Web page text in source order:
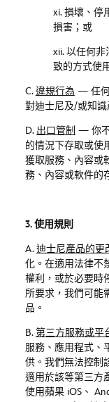
xi. 損壞、停
損害；或
xii. 以任何
致的方式使
C.違規行為 — 任
對迪士尼及/或知識
D. 出口管制 — 你
的情況下存取或使
獲取服務、內容或
務、內容或軟件的
3. 使用規則
A.迪士尼產品的更
化。在適用法律不
權利，或於必要時
所要求，我們可能
品。
B.第三方服務或平
服務、應用程式、
供。我們無法控制
適用於該等第三方
使用蘋果 iOS、